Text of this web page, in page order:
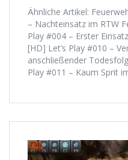
Ähnliche Artikel:
– Nachteinsatz im RTW
Play #004 – Erster
[HD] Let’s Play #010 –
anschließender
Play #011 – Kaum Sprit